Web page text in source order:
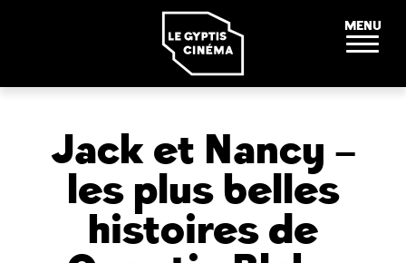
MENU
Jack et Nancy –
les plus belles
histoires de
Panneau de gestion des cookies